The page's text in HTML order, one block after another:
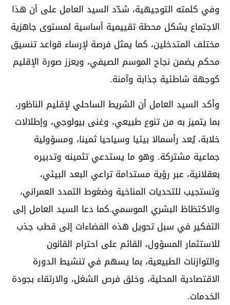
وفي كلمته التوجيهية، شدّد السيد العامل على أن هذا
الاجتماع يشكل محطة تقييمية أساسية لمستوى جاهزية
مختلف المتدخلين، كما يمثل فرصة لإرساء قواعد تنسيق
محكم يضمن نجاح الموسم الصيفي، ويعزز صورة الإقليم
كوجهة شاطئية جذابة وآمنة.
وأكد السيد العامل أن الشريط الساحلي لإقليم الناظور،
بما يتميز به من تنوع طبيعي، وغنى بيولوجي، وإطلالات
خلابة، يُعد رأسمالا بيئيا وسياحيا ثمينا، ومسؤولية
جماعية مشتركة. وهو ما يستدعي تثمينه وتدبيره
بعقلانية، عبر رؤية مستدامة تراعي البعد البيئي،
وتستجيب للتحديات المناخية وضغوط التمدد العمراني،
والاكتظاظ البشري الموسمي.كما دعا السيد العامل إلى
التفكير في سبل تحويل هذه الفضاءات إلى قطب جذب
للاستثمار المسؤول، القائم على احترام القانون
والتوازنات الطبيعية، بما يسهم في تنشيط الدورة
الاقتصادية المحلية، وخلق فرص الشغل، والارتقاء بجودة
الخدمات.